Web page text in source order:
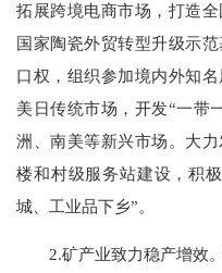
拓展跨境电商市场，打造
国家陶瓷外贸转型升级示
口权，组织参加境内外知
美日传统市场，开发“一带
洲、南美等新兴市场。大
楼和村级服务站建设，积
城、工业品下乡”。
2.矿产业致力稳产增效。